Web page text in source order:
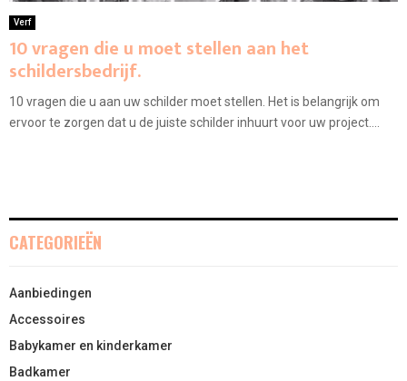
Verf
10 vragen die u moet stellen aan het
schildersbedrijf.
10 vragen die u aan uw schilder moet stellen. Het is belangrijk om
ervoor te zorgen dat u de juiste schilder inhuurt voor uw project....
CATEGORIEËN
Aanbiedingen
Accessoires
Babykamer en kinderkamer
Badkamer